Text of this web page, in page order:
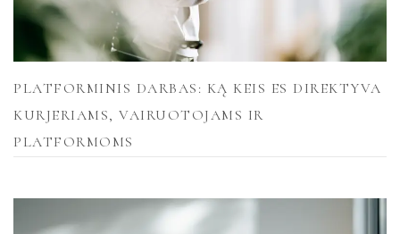
PLATFORMINIS DARBAS: KĄ KEIS ES DIREKTYVA
KURJERIAMS, VAIRUOTOJAMS IR
PLATFORMOMS